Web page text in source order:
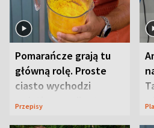
Pomarańcze grają tu
główną rolę. Proste
ciasto wychodzi
wyjątkowo wilgotne
Przepisy